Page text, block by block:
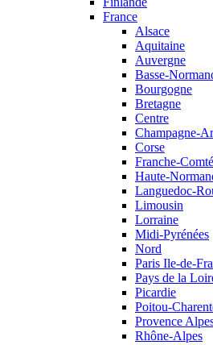
France
Alsace
Aquitaine
Auvergne
Basse-
Bourgogne
Bretagne
Centre
Champagne-
Corse
Franche-Comté
Haute-
Languedoc-
Limousin
Lorraine
Midi-Pyrénées
Nord
Paris Ile-de-
Pays de la
Picardie
Poitou-
Provence
Rhône-Alpes